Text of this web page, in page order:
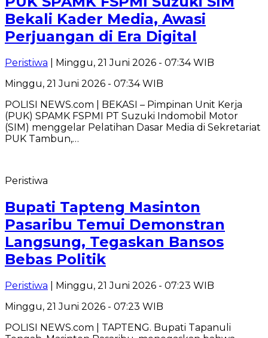
Bekali Kader Media, Awasi
Perjuangan di Era Digital
Peristiwa | Minggu, 21 Juni 2026 - 07:34 WIB
Minggu, 21 Juni 2026 - 07:34 WIB
POLISI NEWS.com | BEKASI – Pimpinan Unit Kerja
(PUK) SPAMK FSPMI PT Suzuki Indomobil Motor
(SIM) menggelar Pelatihan Dasar Media di Sekretariat
PUK Tambun,…
Peristiwa
Bupati Tapteng Masinton
Pasaribu Temui Demonstran
Langsung, Tegaskan Bansos
Bebas Politik
Peristiwa | Minggu, 21 Juni 2026 - 07:23 WIB
Minggu, 21 Juni 2026 - 07:23 WIB
POLISI NEWS.com | TAPTENG. Bupati Tapanuli